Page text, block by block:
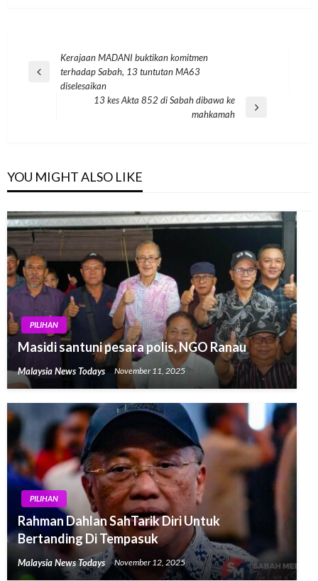
navigation
Previous
Kerajaan MADANI buktikan komitmen
terhadap Sabah, 13 tuntutan MA63
diselesaikan
13 kes Akta 852 di Sabah dibawa ke
mahkamah
YOU MIGHT ALSO LIKE
PILIHAN
Masidi santuni pesara polis, NGO Ranau
Malaysia News Todays November 11, 2025
PILIHAN
Rahman Dahlan SahTarik Diri Untuk
Bertanding Di Tempasuk
Malaysia News Todays November 12, 2025